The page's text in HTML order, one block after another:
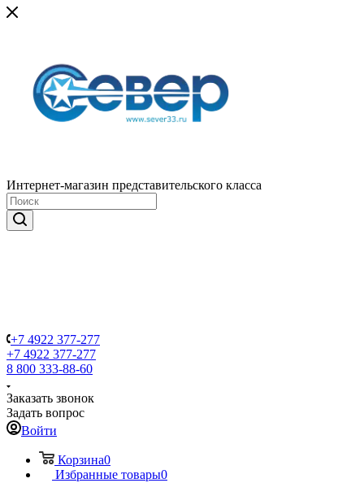
Интернет-магазин представительского класса
+7 4922 377-277
+7 4922 377-277
8 800 333-88-60
Заказать звонок
Задать вопрос
Войти
Корзина0
Избранные товары0